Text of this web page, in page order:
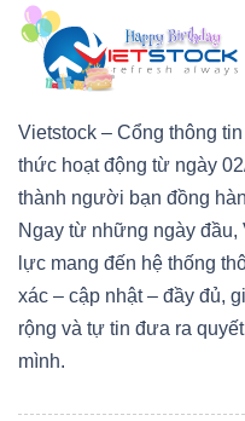
Vietstock – Cổng thông
thức hoạt động từ ngày
thành người bạn đồng
Ngay từ những ngày
lực mang đến hệ thống
xác – cập nhật – đầy đủ,
rộng và tự tin đưa ra
mình.